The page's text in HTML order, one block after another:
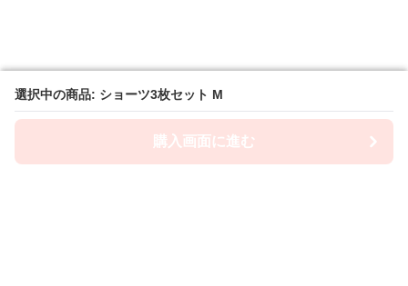
選択中の商品: ショーツ3枚セット M
購入画面に進む
選択中の商品: ショーツ3枚セット M
購入画面に進む